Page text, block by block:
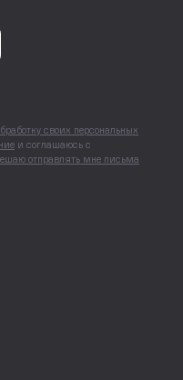
своих персональных
и соглашаюсь с
отправлять мне письма